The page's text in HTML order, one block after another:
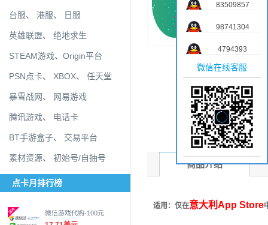
台服、 港服、 日服
英雄联盟、 绝地求生
STEAM游戏、 Origin平台
PSN点卡、 XBOX、 任天堂
暴雪战网、 网易游戏
腾讯游戏、 电话卡
BT手游盒子、 交易平台
素材资源、 初始号/自抽号
点卡月排行榜
微信游戏代购-100元
商品介绍
适用：仅在意大利App Store
83509857
98741304
4794393
微信在线客服